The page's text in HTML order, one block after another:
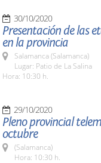
30/10/2020
Presentación de las
en la provincia
Salamanca (Salamanca)
Lugar: Patio de La Salina
Hora: 10:30 h.
29/10/2020
Pleno provincial
octubre
(Salamanca)
Hora: 10:30 h.